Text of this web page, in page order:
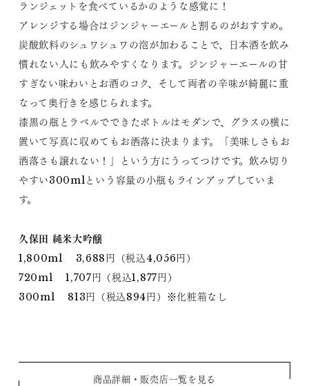
ランジェットを食べているかのような感覚に！
アレンジする場合はジンジャーエールと割るのがおすすめ。
炭酸飲料のシュワシュワの泡が加わることで、日本酒を飲み
慣れない人にも飲みやすくなります。ジンジャーエールの甘
すぎない味わいとお酒のコク、そして両者の辛味が綺麗に重
なって奥行きを感じられます。
漆黒の瓶とラベルでできたボトルはモダンで、グラスの横に
置いて写真に収めてもお洒落に決まります。「美味しさもお
洒落さも譲れない！」という方にうってつけです。飲み切り
やすい300mlという容量の小瓶もラインアップしていま
す。
久保田 純米大吟醸
1,800ml 3,688円（税込4,056円）
720ml 1,707円（税込1,877円）
300ml 813円（税込894円）※化粧箱なし
商品詳細・販売店一覧を見る